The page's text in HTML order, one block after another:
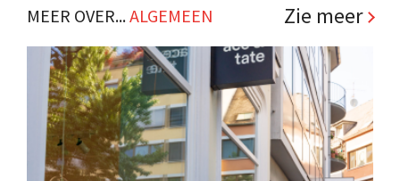
MEER OVER...ALGEMEEN Zie meer